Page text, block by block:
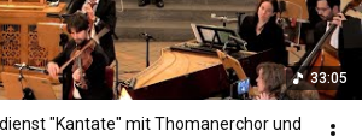
33:05
"Kantate" mit Thomanerchor und